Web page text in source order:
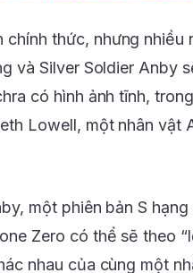
chính thức, nhưng nhiều
và Silver Soldier Anby
có hình ảnh tĩnh,
Lowell, một nhân vật
một phiên bản S
Zero có thể sẽ theo
nhau của cùng một